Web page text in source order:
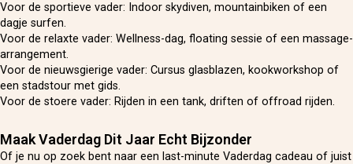
Voor de sportieve vader: Indoor skydiven, mountainbiken of een
dagje surfen.
Voor de relaxte vader: Wellness-dag, floating sessie of een massage-
arrangement.
Voor de nieuwsgierige vader: Cursus glasblazen, kookworkshop of
een stadstour met gids.
Voor de stoere vader: Rijden in een tank, driften of offroad rijden.
Maak Vaderdag Dit Jaar Echt Bijzonder
Of je nu op zoek bent naar een last-minute Vaderdag cadeau of juist